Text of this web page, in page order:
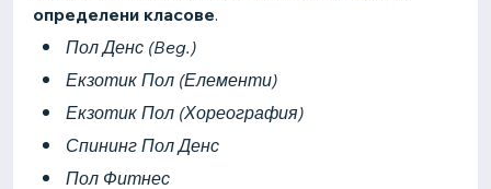
определени класове.
Пол Денс (Beg.)
Екзотик Пол (Елементи)
Екзотик Пол (Хореография)
Спининг Пол Денс
Пол Фитнес